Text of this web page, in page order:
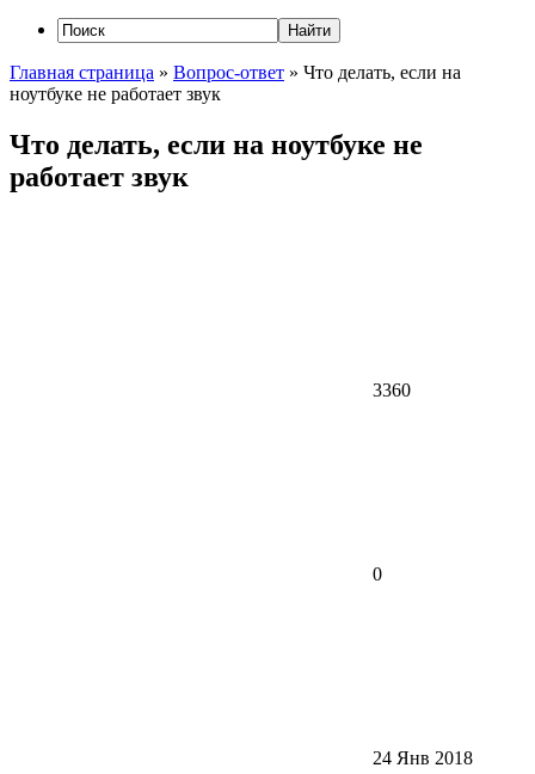
Главная страница » Вопрос-ответ » Что делать, если на
ноутбуке не работает звук
Что делать, если на ноутбуке не
работает звук
3360
0
24 Янв 2018